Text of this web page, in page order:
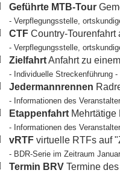
Geführte MTB-Tour
- Verpflegungsstelle,
CTF Country-
- Verpflegungsstelle,
ZielfahrtAnfahrt zu
- Individuelle Streckenführung -
Jedermannrennen
- Informationen des
Etappenfahrt Mehrtätige
- Informationen des
vRTF virtuelle RTFs auf
- BDR-Serie im Zeitraum
Termin BRV Termine